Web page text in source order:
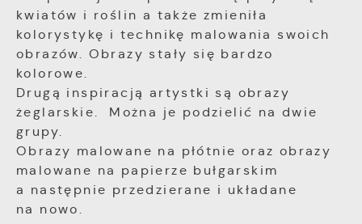
kwiatów i roślin a także zmieniła
kolorystykę i technikę malowania swoich
obrazów. Obrazy stały się bardzo
kolorowe.
Drugą inspiracją artystki są obrazy
żeglarskie. Można je podzielić na dwie
grupy.
Obrazy malowane na płótnie oraz obrazy
malowane na papierze bułgarskim
a następnie przedzierane i układane
na nowo.